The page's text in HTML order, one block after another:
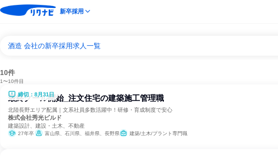
新卒採用
酒造 会社の新卒採用求人一覧
10件
1〜10件目
締切：8月31日
最終クール開始_注文住宅の建築施工管理職
北陸長野エリア配属｜文系社員多数活躍中！研修・育成制度で安心
株式会社秀光ビルド
建築設計、建設・土木、不動産
27年卒 富山県、石川県、福井県、長野県 建築/土木/プラント専門職